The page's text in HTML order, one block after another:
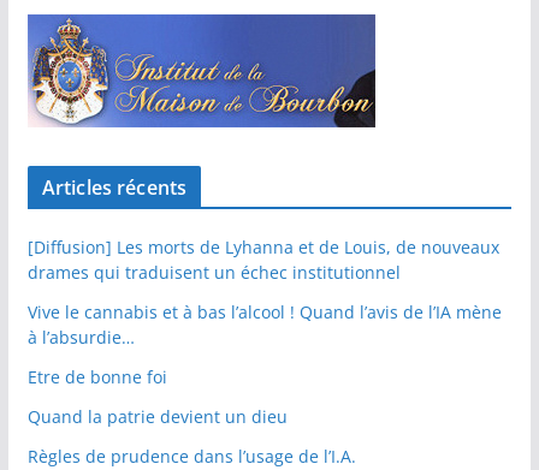
Articles récents
[Diffusion] Les morts de Lyhanna et de Louis, de nouveaux
drames qui traduisent un échec institutionnel
Vive le cannabis et à bas l’alcool ! Quand l’avis de l’IA mène
à l’absurdie…
Etre de bonne foi
Quand la patrie devient un dieu
Règles de prudence dans l’usage de l’I.A.